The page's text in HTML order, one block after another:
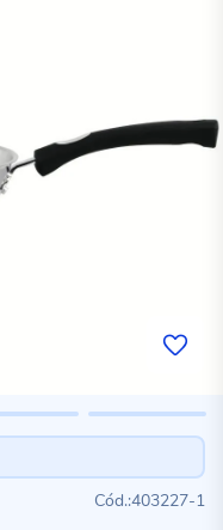
403227-1